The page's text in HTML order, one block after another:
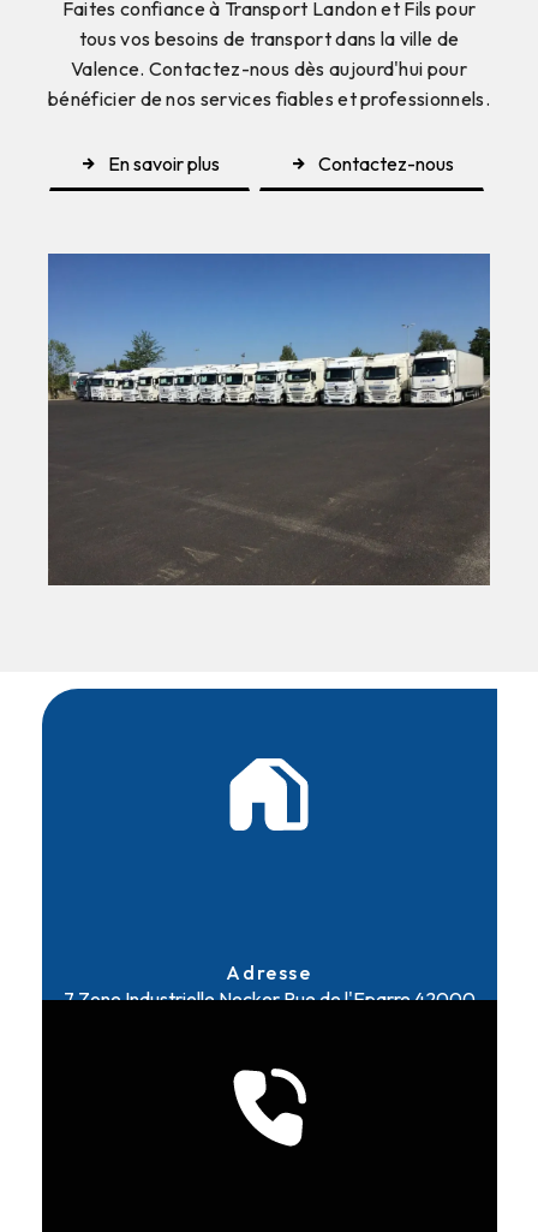
Faites confiance à Transport Landon et Fils pour
tous vos besoins de transport dans la ville de
Valence. Contactez-nous dès aujourd'hui pour
bénéficier de nos services fiables et professionnels.
En savoir plus Contactez-nous
Adresse
7 Zone Industrielle Necker Rue de l'Eparre42000